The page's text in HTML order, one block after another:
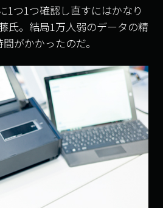
1つ1つ確認し直すにはかなり
氏。結局1万人弱のデータの精
がかかったのだ。